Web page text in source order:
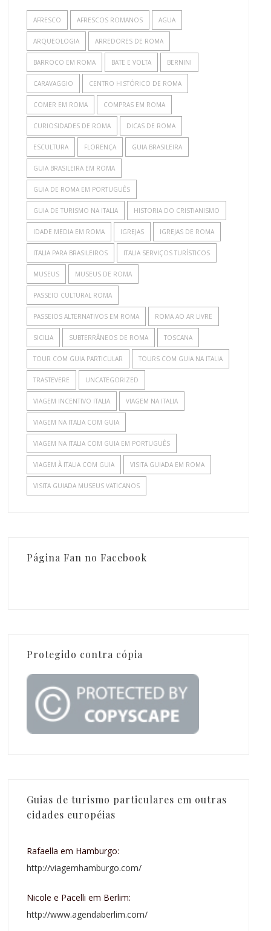
AFRESCO AFRESCOS ROMANOS AGUA
ARQUEOLOGIA ARREDORES DE ROMA
BARROCO EM ROMA BATE E VOLTA BERNINI
CARAVAGGIO CENTRO HISTÓRICO DE ROMA
COMER EM ROMA COMPRAS EM ROMA
CURIOSIDADES DE ROMA DICAS DE ROMA
ESCULTURA FLORENÇA GUIA BRASILEIRA
GUIA BRASILEIRA EM ROMA
GUIA DE ROMA EM PORTUGUÊS
GUIA DE TURISMO NA ITALIA HISTORIA DO CRISTIANISMO
IDADE MEDIA EM ROMA IGREJAS IGREJAS DE ROMA
ITALIA PARA BRASILEIROS ITALIA SERVIÇOS TURÍSTICOS
MUSEUS MUSEUS DE ROMA
PASSEIO CULTURAL ROMA
PASSEIOS ALTERNATIVOS EM ROMA ROMA AO AR LIVRE
SICILIA SUBTERRÂNEOS DE ROMA TOSCANA
TOUR COM GUIA PARTICULAR TOURS COM GUIA NA ITALIA
TRASTEVERE UNCATEGORIZED
VIAGEM INCENTIVO ITALIA VIAGEM NA ITALIA
VIAGEM NA ITALIA COM GUIA
VIAGEM NA ITALIA COM GUIA EM PORTUGUÊS
VIAGEM À ITALIA COM GUIA VISITA GUIADA EM ROMA
VISITA GUIADA MUSEUS VATICANOS
Página Fan no Facebook
Protegido contra cópia
Guias de turismo particulares em outras
cidades européias
Rafaella em Hamburgo:
http://viagemhamburgo.com/
Nicole e Pacelli em Berlim:
http://www.agendaberlim.com/